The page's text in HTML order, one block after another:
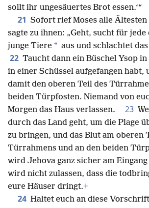
sollt ihr ungesäuertes Brot essen.‘“
21 Sofort rief Moses alle Ältesten
sagte zu ihnen: „Geht, sucht für
junge Tiere * aus und schlachtet
22 Taucht dann ein Büschel Ysop
in einer Schüssel aufgefangen habt,
damit den oberen Teil des
beiden Türpfosten. Niemand von
Morgen das Haus verlassen.
23
durch das Land geht, um die Plage
zu bringen, und das Blut am oberen
Türrahmens und an den beiden
wird Jehova ganz sicher am
wird nicht zulassen, dass die
eure Häuser dringt.+
24 Haltet euch an diese